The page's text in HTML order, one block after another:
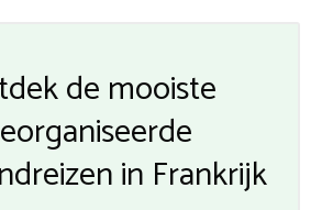
de mooiste
in Frankrijk